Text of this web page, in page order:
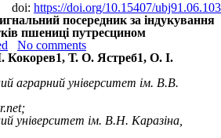
doi: https://doi.org/10.15407/ubj91.06.103
посередник за індукування
пшениці путресцином
No comments
Кокорев1, Т. О. Ястреб1, О. І.
аграрний університет ім. В.В.
університет ім. В.Н. Каразіна,